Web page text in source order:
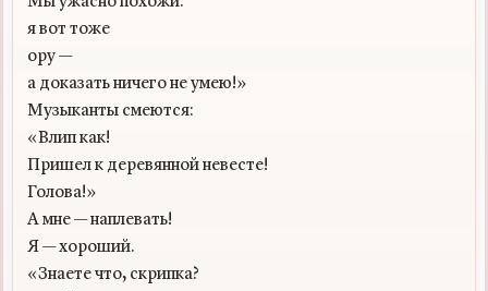
я вот тоже
ору —
а доказать ничего не умею!»
Музыканты смеются:
«Влип как!
Пришел к деревянной невесте!
Голова!»
А мне — наплевать!
Я — хороший.
«Знаете что, скрипка?